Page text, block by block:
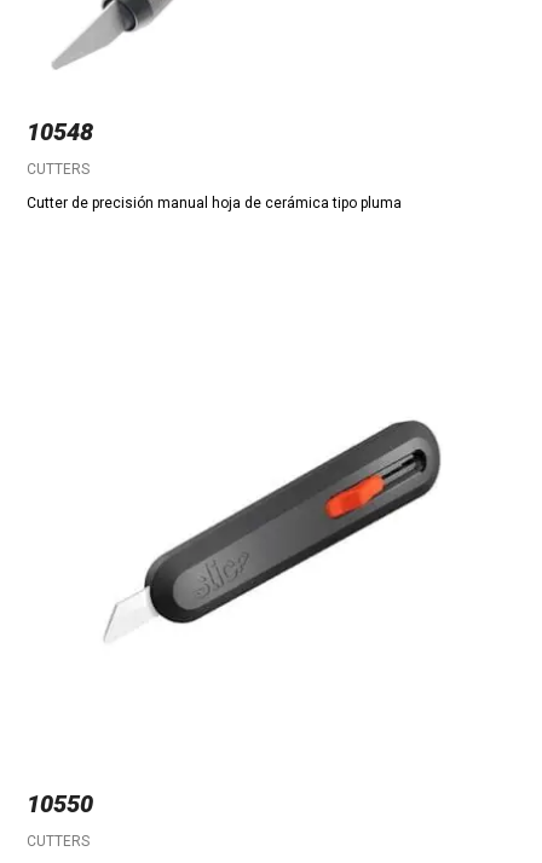
10548
CUTTERS
Cutter de precisión manual hoja de cerámica tipo pluma
10550
CUTTERS